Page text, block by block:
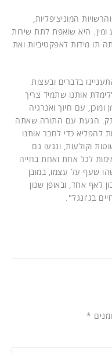
המוניציפליות,
ומין. היא שואפת לתת שירות
תו מידות לאפקטיביות ואת
בדברים ובעצות
אותנו שתמיד צריך
עם חיוך ואנרגיה
הגעת עם התורה שאתה
להפליא כדי לחבר אותנו
וקולעות, ונגעו גם
לכל אחת ואחת בחייה
שעף על עצמו, במובן
אחד, ובאופן שנון
בג'ונגל".
*